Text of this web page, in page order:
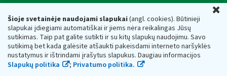
Šioje svetainėje naudojami slapukai(angl. cookies). Būtinieji
slapukai įdiegiami automatiškai ir jiems nėra reikalingas Jūsų
sutikimas. Taip pat galite sutikti ir su kitų slapukų naudojimu. Savo
sutikimą bet kada galėsite atšaukti pakeisdami interneto naršyklės
nustatymus ir ištrindami įrašytus slapukus. Daugiau informacijos
Slapukų politika
; Privatumo politika.
Valstybinė mokesčių inspekcija prie Lietuvos
Respublikos finansų ministerijos
Biudžetinė įstaiga. Juridinio asmens kodas — 188659752,
adresas: Vasario 16-osios g. 14, 01107 Vilnius, Lietuva, el.paštas:
vmi@vmi.lt , E. pristatymo dėžutės adresas 188659752
Duomenys apie Valstybinę mokesčių inspekciją prie Lietuvos
Respublikos finansų ministerijos kaupiami ir saugomi Juridinių